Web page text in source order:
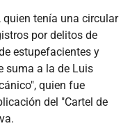
quien tenía una circular
por delitos de
estupefacientes y
suma a la de Luis
quien fue
del "Cartel de